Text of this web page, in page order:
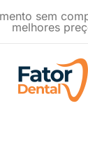
sem
melhores